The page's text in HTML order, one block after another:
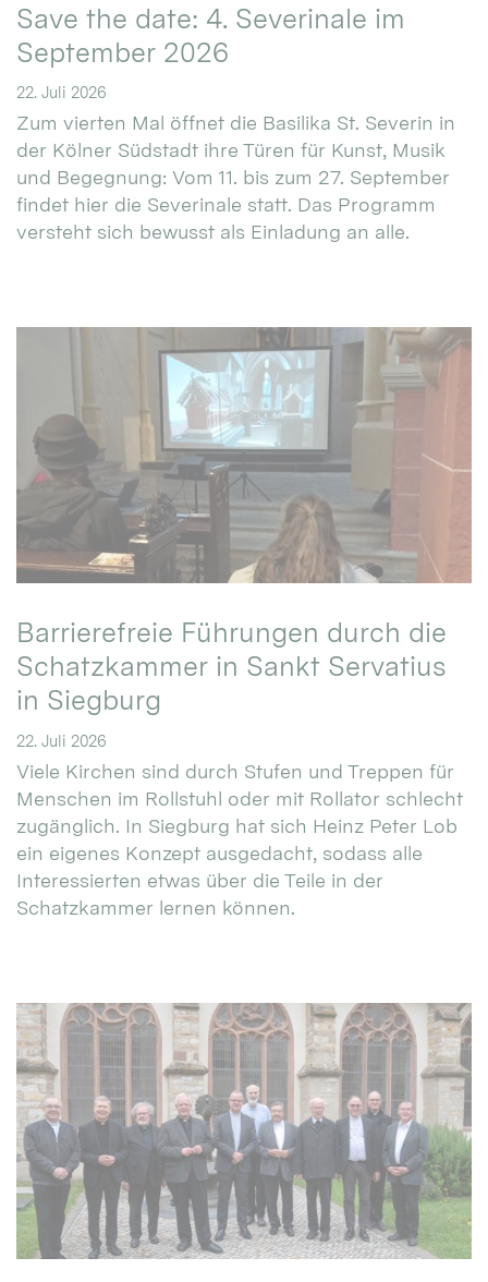
Save the date: 4. Severinale im
September 2026
22. Juli 2026
Zum vierten Mal öffnet die Basilika St. Severin in
der Kölner Südstadt ihre Türen für Kunst, Musik
und Begegnung: Vom 11. bis zum 27. September
findet hier die Severinale statt. Das Programm
versteht sich bewusst als Einladung an alle.
Barrierefreie Führungen durch die
Schatzkammer in Sankt Servatius
in Siegburg
22. Juli 2026
Viele Kirchen sind durch Stufen und Treppen für
Menschen im Rollstuhl oder mit Rollator schlecht
zugänglich. In Siegburg hat sich Heinz Peter Lob
ein eigenes Konzept ausgedacht, sodass alle
Interessierten etwas über die Teile in der
Schatzkammer lernen können.